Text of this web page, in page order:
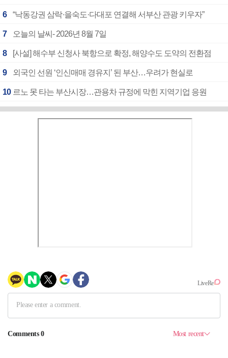
6 “낙동강권 삼락·을숙도·다대포 연결해 서부산 관광 키우자”
7 오늘의 날씨- 2026년 8월 7일
8 [사설] 해수부 신청사 북항으로 확정, 해양수도 도약의 전환점
9 외국인 선원 ‘인신매매 경유지’ 된 부산…우려가 현실로
10 르노 못 타는 부산시장…관용차 규정에 막힌 지역기업 응원